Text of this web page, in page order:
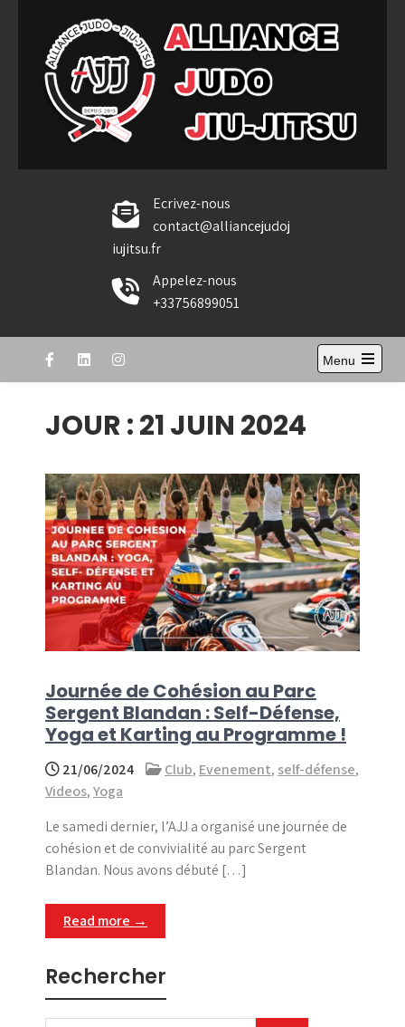
content
Alliance Judo Jiu-jitsu
Ecrivez-nous
contact@alliancejudoj
iujitsu.fr
Appelez-nous
+33756899051
Menu
Open
JOUR :21 JUIN 2024
Journée de Cohésion au Parc
Sergent Blandan : Self-Défense,
Yoga et Karting au Programme !
21/06/2024 Club, Evenement, self-défense,
Videos,Yoga
Le samedi dernier, l’AJJ a organisé une journée de
cohésion et de convivialité au parc Sergent
Blandan. Nous avons débuté […]
Read more →
Rechercher